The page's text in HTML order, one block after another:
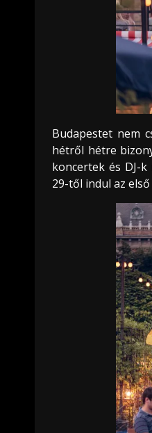
Budapestet nem
hétről hétre
koncertek és DJ-
29-től indul az